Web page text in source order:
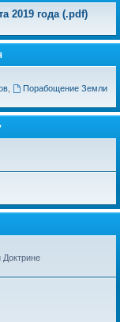
2019 года (.pdf)
,
Порабощение Земли